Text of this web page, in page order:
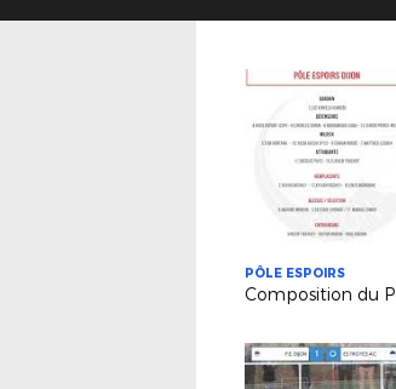
PÔLE ESPOIRS